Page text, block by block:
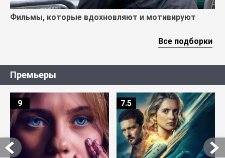
Фильмы, которые вдохновляют и мотивируют
Все подборки
Премьеры
9 7.5